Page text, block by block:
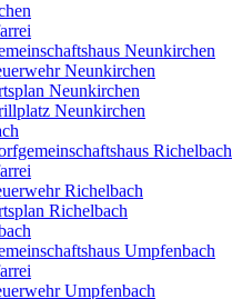
Neunkirchen
Neunkirchen
Neunkirchen
Neunkirchen
Richelbach
Richelbach
Richelbach
Umpfenbach
Umpfenbach